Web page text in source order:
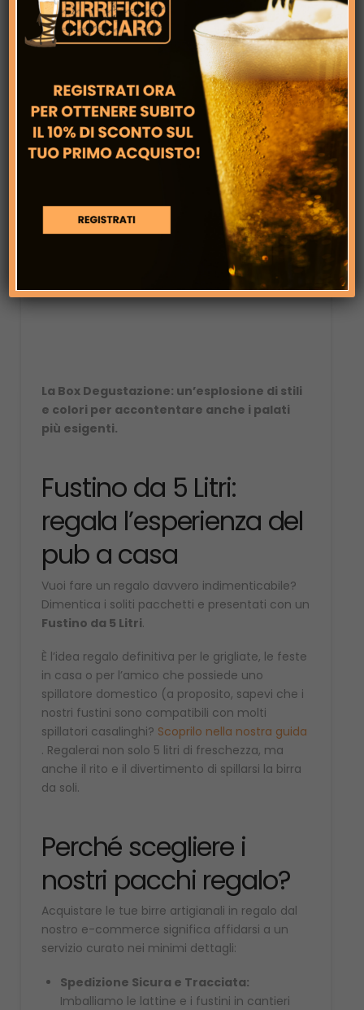
La Box Degustazione: un’esplosione di stili
e colori per accontentare anche i palati
più esigenti.
Fustino da 5 Litri:
regala l’esperienza del
pub a casa
Vuoi fare un regalo davvero indimenticabile?
Dimentica i soliti pacchetti e presentati con un
Fustino da 5 Litri.
È l’idea regalo definitiva per le grigliate, le feste
in casa o per l’amico che possiede uno
spillatore domestico (a proposito, sapevi che i
nostri fustini sono compatibili con molti
spillatori casalinghi? Scoprilo nella nostra guida
. Regalerai non solo 5 litri di freschezza, ma
anche il rito e il divertimento di spillarsi la birra
da soli.
Perché scegliere i
nostri pacchi regalo?
Acquistare le tue birre artigianali in regalo dal
nostro e-commerce significa affidarsi a un
servizio curato nei minimi dettagli:
Spedizione Sicura e Tracciata:
Imballiamo le lattine e i fustini in cantieri